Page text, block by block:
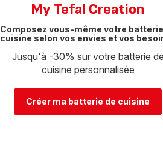
My Tefal Creation
Composez vous-même votre
cuisine selon vos envies et vos
Jusqu'à -30% sur votre batterie de
cuisine personnalisée
Créer ma batterie de cuisine